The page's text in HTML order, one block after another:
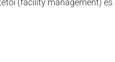
(facility management) és